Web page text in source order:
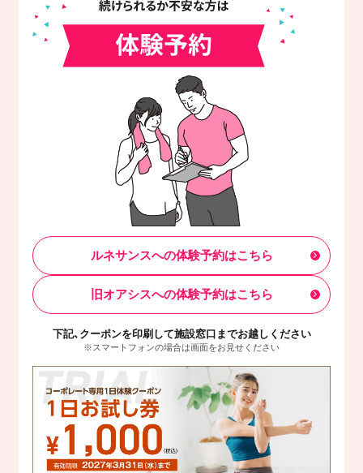
ルネサンスへの体験予約はこちら
旧オアシスへの体験予約はこちら
下記、クーポンを印刷して施設窓口までお越しください
※スマートフォンの場合は画面をお見せください